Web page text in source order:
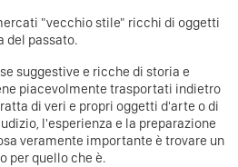
"vecchio stile" ricchi di oggetti
del passato.
suggestive e ricche di storia e
piacevolmente trasportati indietro
di veri e propri oggetti d'arte o di
l'esperienza e la preparazione
veramente importante è trovare un
per quello che è.